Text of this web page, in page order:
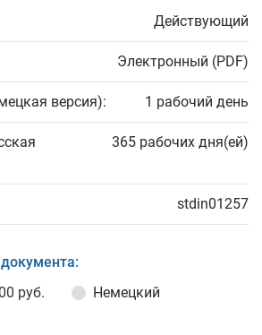
Действующий
Электронный (PDF)
версия): 1 рабочий день
365 рабочих дня(ей)
stdin01257
руб. Немецкий